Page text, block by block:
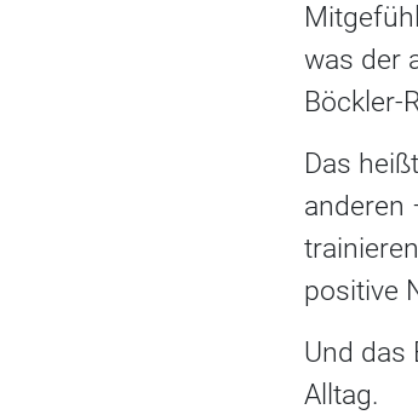
was der
Böckler-
Das
anderen
positive
Und das
Alltag.